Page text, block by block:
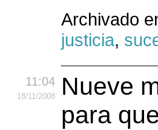
Archivado
justicia,
11:04
18/11/2008
Nueve
para